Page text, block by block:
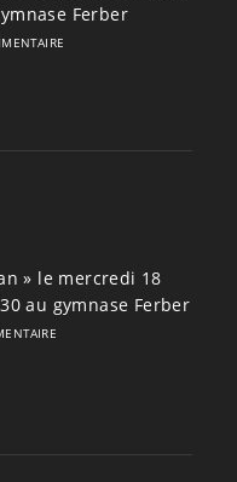
Ferber
» le mercredi 18
au gymnase Ferber